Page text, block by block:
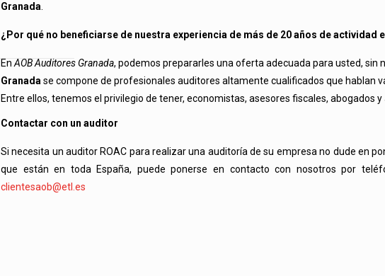
Granada
¿Por qué no beneficiarse de nuestra experiencia de más de 20 años de actividad
En AOB Auditores Granada, podemos prepararles una oferta adecuada para usted, sin
Granada se compone de profesionales auditores altamente cualificados que hablan
Entre ellos, tenemos el privilegio de tener, economistas, asesores fiscales, abogados
Contactar con un auditor
Si necesita un auditor ROAC para realizar una auditoría de su empresa no dude en
que están en toda España, puede ponerse en contacto con nosotros por
clientesaob@etl.es